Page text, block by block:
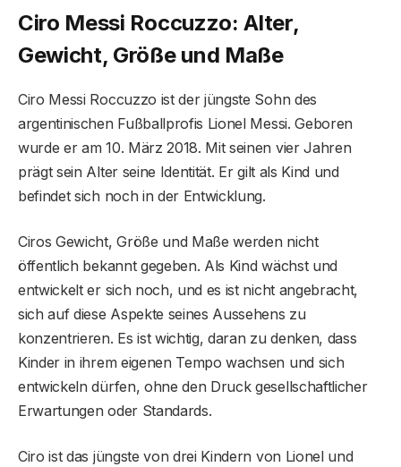
Ciro Messi Roccuzzo: Alter,
Gewicht, Größe und Maße
Ciro Messi Roccuzzo ist der jüngste Sohn des
argentinischen Fußballprofis Lionel Messi. Geboren
wurde er am 10. März 2018. Mit seinen vier Jahren
prägt sein Alter seine Identität. Er gilt als Kind und
befindet sich noch in der Entwicklung.
Ciros Gewicht, Größe und Maße werden nicht
öffentlich bekannt gegeben. Als Kind wächst und
entwickelt er sich noch, und es ist nicht angebracht,
sich auf diese Aspekte seines Aussehens zu
konzentrieren. Es ist wichtig, daran zu denken, dass
Kinder in ihrem eigenen Tempo wachsen und sich
entwickeln dürfen, ohne den Druck gesellschaftlicher
Erwartungen oder Standards.
Ciro ist das jüngste von drei Kindern von Lionel und